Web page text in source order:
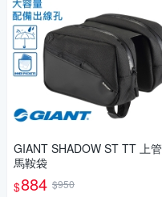
GIANT SHADOW ST TT 上管
馬鞍袋
$884 $950